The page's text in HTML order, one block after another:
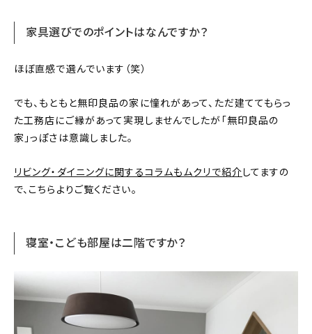
家具選びでのポイントはなんですか？
ほぼ直感で選んでいます（笑）
でも、もともと無印良品の家に憧れがあって、ただ建ててもらっ
た工務店にご縁があって実現しませんでしたが「無印良品の
家」っぽさは意識しました。
リビング・ダイニングに関するコラムもムクリで紹介してますの
で、こちらよりご覧ください。
寝室・こども部屋は二階ですか？